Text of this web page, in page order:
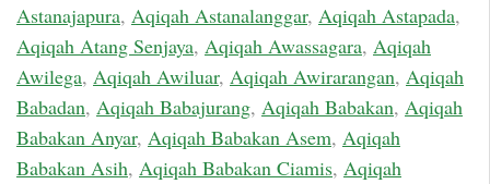
Astanajapura, Aqiqah Astanalanggar, Aqiqah Astapada,
Aqiqah Atang Senjaya, Aqiqah Awassagara, Aqiqah
Awilega, Aqiqah Awiluar, Aqiqah Awirarangan, Aqiqah
Babadan, Aqiqah Babajurang, Aqiqah Babakan, Aqiqah
Babakan Anyar, Aqiqah Babakan Asem, Aqiqah
Babakan Asih, Aqiqah Babakan Ciamis, Aqiqah